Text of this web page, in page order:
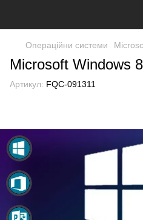
Операційни системи
Microsoft Windows
Артикул: FQC-091311